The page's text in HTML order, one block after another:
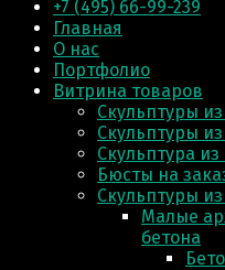
+7 (495) 66-99-239
Главная
О нас
Портфолио
Витрина товаров
Скульптуры
Скульптуры
Скульптура
Бюсты на
Скульптуры
Малые
бетона